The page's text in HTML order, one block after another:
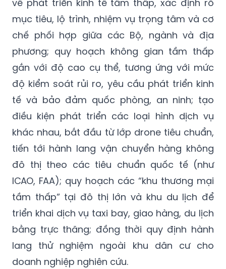
về phát triển kinh tế tầm thấp, xác định rõ
mục tiêu, lộ trình, nhiệm vụ trọng tâm và cơ
chế phối hợp giữa các Bộ, ngành và địa
phương; quy hoạch không gian tầm thấp
gắn với độ cao cụ thể, tương ứng với mức
độ kiểm soát rủi ro, yêu cầu phát triển kinh
tế và bảo đảm quốc phòng, an ninh; tạo
điều kiện phát triển các loại hình dịch vụ
khác nhau, bắt đầu từ lớp drone tiêu chuẩn,
tiến tới hành lang vận chuyển hàng không
đô thị theo các tiêu chuẩn quốc tế (như
ICAO, FAA); quy hoạch các “khu thương mại
tầm thấp” tại đô thị lớn và khu du lịch để
triển khai dịch vụ taxi bay, giao hàng, du lịch
bằng trực thăng; đồng thời quy định hành
lang thử nghiệm ngoài khu dân cư cho
doanh nghiệp nghiên cứu.